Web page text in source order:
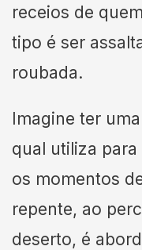
receios de
tipo é ser
roubada.
Imagine ter
qual utiliza
os momentos
repente, ao
deserto, é